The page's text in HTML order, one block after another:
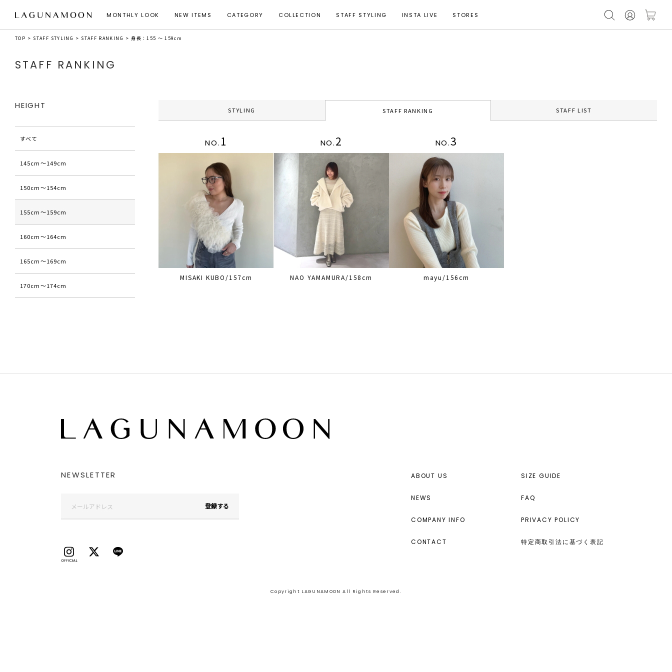
MONTHLY LOOK NEW ITEMS CATEGORY COLLECTION STAFF STYLING INSTA LIVE STORES
TOP STAFF STYLING STAFF RANKING 身長：155 ～ 159cm
STAFF RANKING
STYLING STAFF RANKING STAFF LIST
NO. 1
MISAKI KUBO/157cm
NO.2
NAO YAMAMURA/158cm
NO.3
mayu/156cm
HEIGHT
すべて
145cm〜149cm
150cm〜154cm
155cm〜159cm
160cm〜164cm
165cm〜169cm
170cm〜174cm
NEWSLETTER
登録する
ABOUT US
NEWS
COMPANY INFO
CONTACT
SIZE GUIDE
FAQ
PRIVACY POLICY
特定商取引法に基づく表記
Copyright LAGUNAMOON All Rights Reserved.